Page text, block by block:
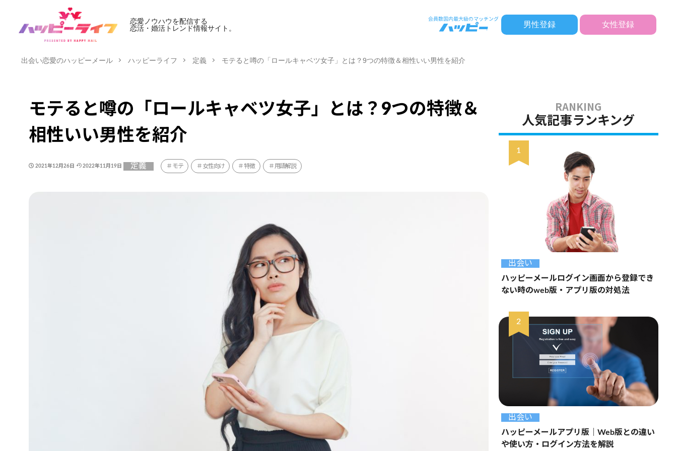
恋愛ノウハウを配信する
恋活・婚活トレンド情報サイト。
男性登録 女性登録
出会い恋愛のハッピーメール ハッピーライフ 定義 モテると噂の「ロールキャベツ女子」とは？9つの特徴＆相性いい男性を紹介
モテると噂の「ロールキャベツ女子」とは？9つの特徴＆
相性いい男性を紹介
2021年12月26日 2022年11月19日 定義 モテ 女性向け 特徴 用語解説
人気記事ランキング
出会い
ハッピーメールログイン画面から登録でき
ない時のweb版・アプリ版の対処法
出会い
ハッピーメールアプリ版｜Web版との違い
や使い方・ログイン方法を解説